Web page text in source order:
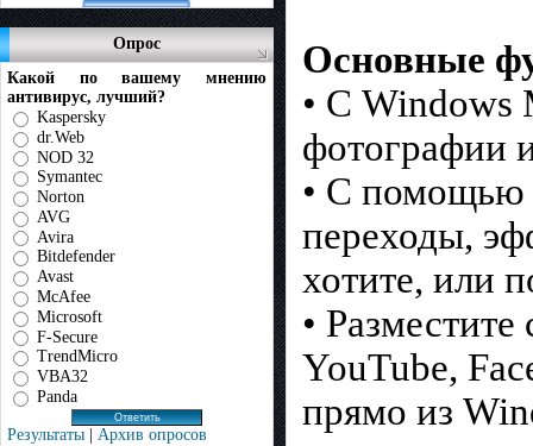
Опрос
Какой по вашему мнению
антивирус, лучший?
Kaspersky
dr.Web
NOD 32
Symantec
Norton
AVG
Avira
Bitdefender
Avast
McAfee
Microsoft
F-Secure
TrendMicro
VBA32
Panda
Результаты | Архив опросов
Основные
• С Windows
фотографии
• С помощью
переходы,
хотите, или
•
YouTube,
прямо из